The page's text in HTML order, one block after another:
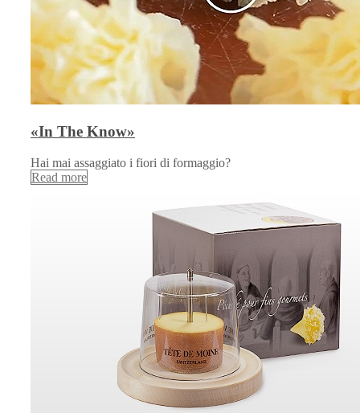
«In The Know»
Hai mai assaggiato i fiori di formaggio?
Read more